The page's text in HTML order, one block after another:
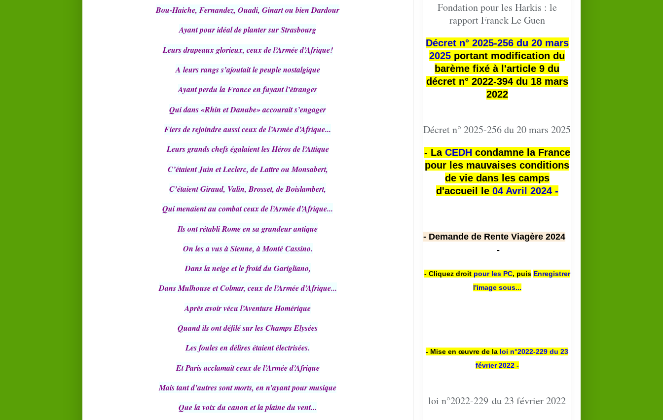
Bou-Haiche, Fernandez, Ouadi, Ginart ou bien Dardour
Ayant pour idéal de planter sur Strasbourg
Leurs drapeaux glorieux, ceux de l’Armée d’Afrique!
A leurs rangs s’ajoutait le peuple nostalgique
Ayant perdu la France en fuyant l’étranger
Qui dans «Rhin et Danube» accourait s’engager
Fiers de rejoindre aussi ceux de l’Armée d’Afrique...
Leurs grands chefs égalaient les Héros de l’Attique
C’étaient Juin et Leclerc, de Lattre ou Monsabert,
C’étaient Giraud, Valin, Brosset, de Boislambert,
Qui menaient au combat ceux de l’Armée d’Afrique...
Ils ont rétabli Rome en sa grandeur antique
On les a vus à Sienne, à Monté Cassino.
Dans la neige et le froid du Garigliano,
Dans Mulhouse et Colmar, ceux de l’Armée d’Afrique...
Après avoir vécu l’Aventure Homérique
Quand ils ont défilé sur les Champs Elysées
Les foules en délires étaient électrisées.
Et Paris acclamait ceux de l’Armée d’Afrique
Mais tant d’autres sont morts, en n’ayant pour musique
Que la voix du canon et la plaine du vent...
Fondation pour les Harkis : le
rapport Franck Le Guen
Décret n° 2025-256 du 20 mars
2025 portant modification du
barème fixé à l'article 9 du
décret n° 2022-394 du 18 mars
2022
Décret n° 2025-256 du 20 mars 2025
- La CEDHcondamne la France
pour les mauvaises conditions
de vie dans les camps
d'accueil le 04 Avril 2024 -
- Demande de Rente Viagère 2024
-
- Cliquez droit pour les PC, puis Enregistrer
l'image sous...
- Mise en œuvre de la loi n°2022-229 du 23
février 2022 -
loi n°2022-229 du 23 février 2022